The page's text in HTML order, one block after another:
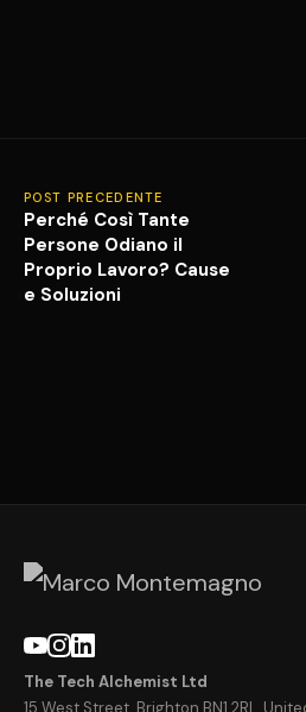
POST PRECEDENTE
Perché Così Tante
Persone Odiano il
Proprio Lavoro? Cause
e Soluzioni
The Tech Alchemist Ltd
15 West Street, Brighton BN1 2RL,